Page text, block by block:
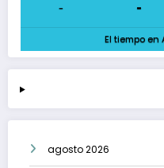
- -
El tiempo en
agosto 2026